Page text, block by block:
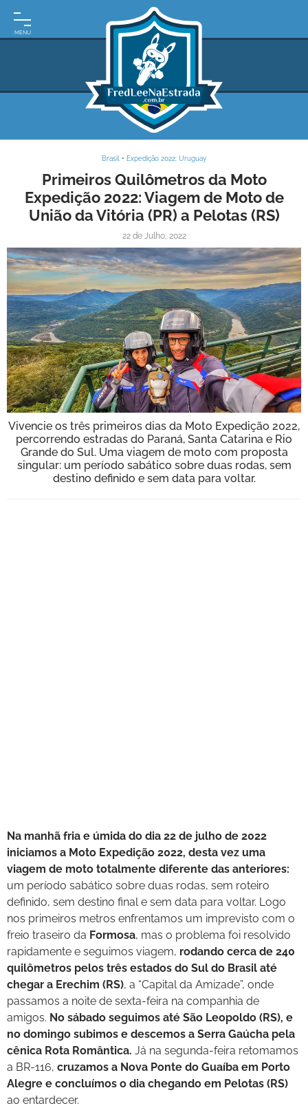
INÍCIO
URUGUAI
VIAGEM
MAPAS
RODOVIÁRIOS
E-
BOOK
VÍDEOS
Brasil • Expedição 2022: Uruguay
Primeiros Quilômetros da Moto
Expedição 2022: Viagem de Moto de
União da Vitória (PR) a Pelotas (RS)
22 de Julho, 2022
Vivencie os três primeiros dias da Moto Expedição 2022,
percorrendo estradas do Paraná, Santa Catarina e Rio
Grande do Sul. Uma viagem de moto com proposta
singular: um período sabático sobre duas rodas, sem
destino definido e sem data para voltar.
Na manhã fria e úmida do dia 22 de julho de 2022
iniciamos a Moto Expedição 2022, desta vez uma
viagem de moto totalmente diferente das anteriores:
um período sabático sobre duas rodas, sem roteiro
definido, sem destino final e sem data para voltar. Logo
nos primeiros metros enfrentamos um imprevisto com o
freio traseiro da Formosa, mas o problema foi resolvido
rapidamente e seguimos viagem, rodando cerca de 240
quilômetros pelos três estados do Sul do Brasil até
chegar a Erechim (RS), a “Capital da Amizade”, onde
passamos a noite de sexta-feira na companhia de
amigos. No sábado seguimos até São Leopoldo (RS), e
no domingo subimos e descemos a Serra Gaúcha pela
cênica Rota Romântica. Já na segunda-feira retomamos
a BR-116, cruzamos a Nova Ponte do Guaíba em Porto
Alegre e concluímos o dia chegando em Pelotas (RS)
ao entardecer.